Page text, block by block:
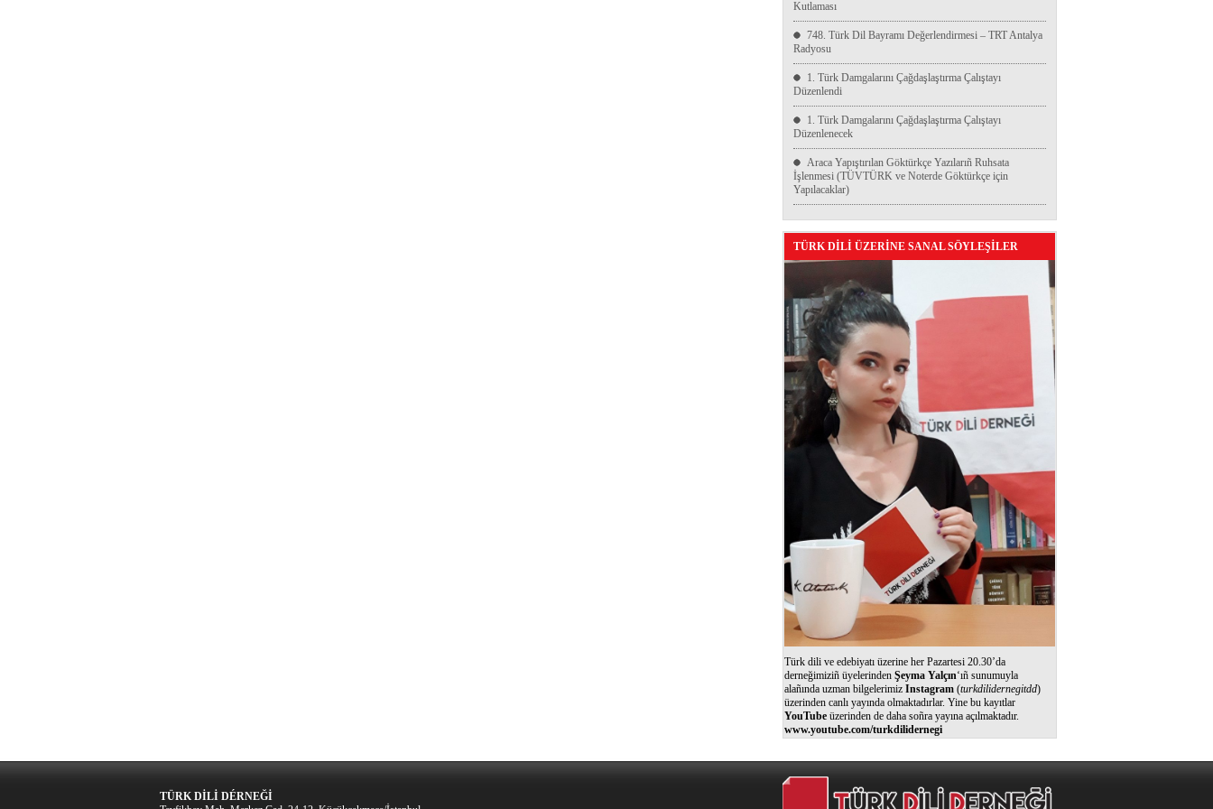
Kutlaması
748. Türk Dil Bayramı Değerlendirmesi – TRT Antalya
Radyosu
1. Türk Damgalarını Çağdaşlaştırma Çalıştayı
Düzenlendi
1. Türk Damgalarını Çağdaşlaştırma Çalıştayı
Düzenlenecek
Araca Yapıştırılan Göktürkçe Yazılarıñ Ruhsata
İşlenmesi (TÜVTÜRK ve Noterde Göktürkçe için
Yapılacaklar)
TÜRK DİLİ ÜZERİNE SANAL SÖYLEŞİLER
Türk dili ve edebiyatı üzerine her Pazartesi 20.30’da
derneğimiziñ üyelerinden Şeyma Yalçın‘ıñ sunumuyla
alañında uzman bilgelerimiz Instagram (turkdilidernegitdd)
üzerinden canlı yayında olmaktadırlar. Yine bu kayıtlar
YouTube üzerinden de daha soñra yayına açılmaktadır.
www.youtube.com/turkdilidernegi
TÜRK DİLİ DÉRNEĞİ